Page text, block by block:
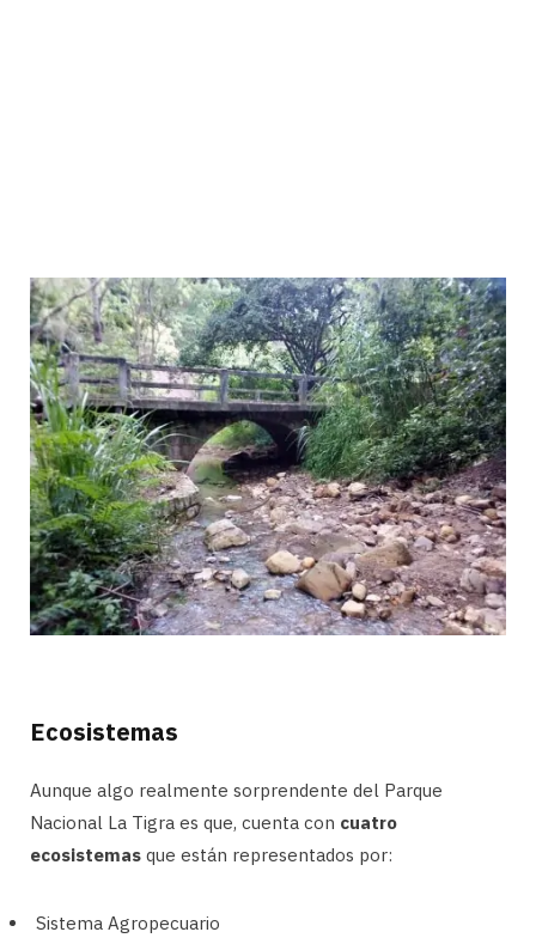
Ecosistemas
Aunque algo realmente sorprendente del Parque
Nacional La Tigra es que, cuenta con cuatro
ecosistemas que están representados por:
Sistema Agropecuario